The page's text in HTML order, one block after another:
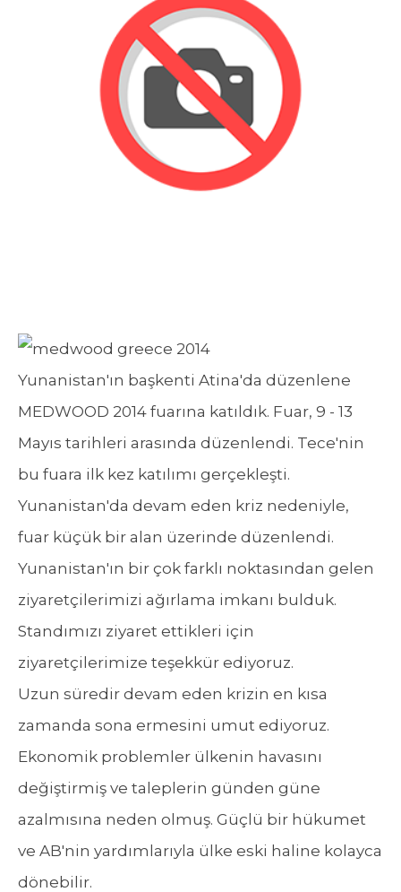
Yunanistan'ın başkenti Atina'da düzenlene
MEDWOOD 2014 fuarına katıldık. Fuar, 9 - 13
Mayıs tarihleri arasında düzenlendi. Tece'nin
bu fuara ilk kez katılımı gerçekleşti.
Yunanistan'da devam eden kriz nedeniyle,
fuar küçük bir alan üzerinde düzenlendi.
Yunanistan'ın bir çok farklı noktasından gelen
ziyaretçilerimizi ağırlama imkanı bulduk.
Standımızı ziyaret ettikleri için
ziyaretçilerimize teşekkür ediyoruz.
Uzun süredir devam eden krizin en kısa
zamanda sona ermesini umut ediyoruz.
Ekonomik problemler ülkenin havasını
değiştirmiş ve taleplerin günden güne
azalmısına neden olmuş. Güçlü bir hükumet
ve AB'nin yardımlarıyla ülke eski haline kolayca
dönebilir.